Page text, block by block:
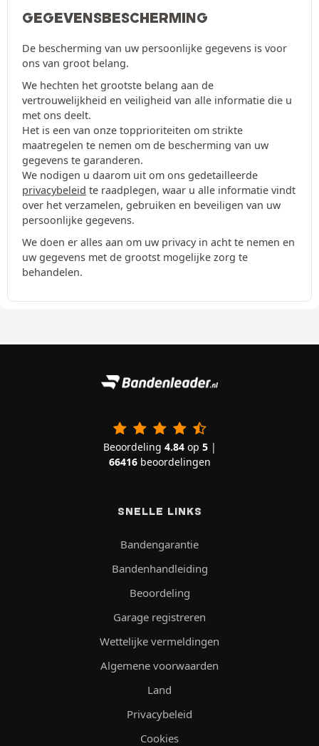
GEGEVENSBESCHERMING
De bescherming van uw persoonlijke gegevens is voor
ons van groot belang.
We hechten het grootste belang aan de
vertrouwelijkheid en veiligheid van alle informatie die u
met ons deelt.
Het is een van onze topprioriteiten om strikte
maatregelen te nemen om de bescherming van uw
gegevens te garanderen.
We nodigen u daarom uit om ons gedetailleerde
privacybeleid te raadplegen, waar u alle informatie vindt
over het verzamelen, gebruiken en beveiligen van uw
persoonlijke gegevens.
We doen er alles aan om uw privacy in acht te nemen en
uw gegevens met de grootst mogelijke zorg te
behandelen.
Beoordeling 4.84op 5|
66416beoordelingen
SNELLE LINKS
Bandengarantie
Bandenhandleiding
Beoordeling
Garage registreren
Wettelijke vermeldingen
Algemene voorwaarden
Land
Privacybeleid
Cookies